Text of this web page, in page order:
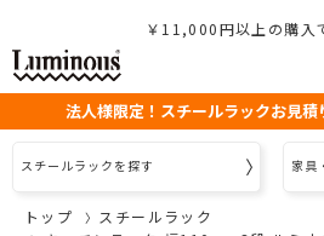
￥11,000円以上の購入
法人様限定！スチールラックお見積
スチールラックを探す 家具
トップ
スチールラック